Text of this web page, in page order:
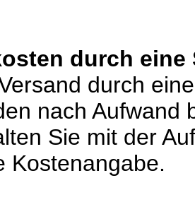
durch eine
durch
nach Aufwand
Sie mit der
Kostenangabe.